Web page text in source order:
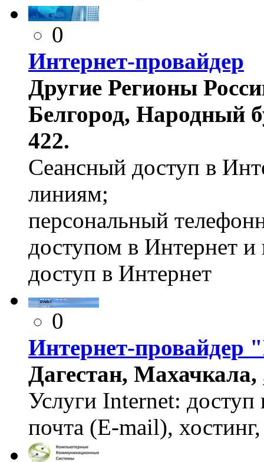
0
Интернет-провайдер
Другие Регионы
Белгород, Народный
422.
Сеансный доступ в
линиям;
персональный
доступом в Интернет
доступ в Интернет
0
Интернет-провайдер
Дагестан,
Услуги Internet: доступ
почта (E-mail),